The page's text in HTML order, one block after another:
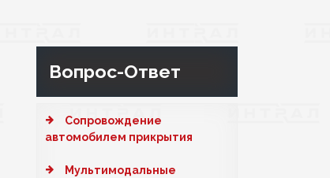
Вопрос-Ответ
Cопровождение
автомобилем прикрытия
Мультимодальные